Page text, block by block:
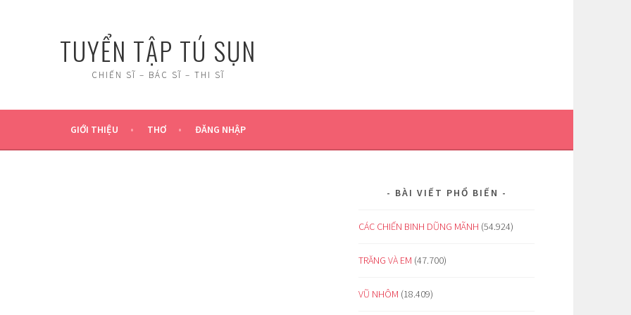
TUYỂN TẬP TÚ SỤN
CHIẾN SĨ – BÁC SĨ – THI SĨ
GIỚI THIỆU THƠ ĐĂNG NHẬP
BÀI VIẾT PHỔ BIẾN
CÁC CHIẾN BINH DŨNG MÃNH (54.924)
TRĂNG VÀ EM (47.700)
VŨ NHÔM (18.409)